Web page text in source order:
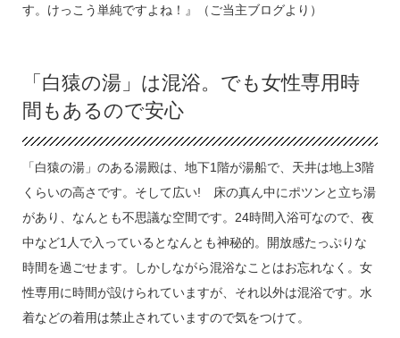
す。けっこう単純ですよね！』（ご当主ブログより）
「白猿の湯」は混浴。でも女性専用時
間もあるので安心
「白猿の湯」のある湯殿は、地下1階が湯船で、天井は地上3階
くらいの高さです。そして広い! 床の真ん中にポツンと立ち湯
があり、なんとも不思議な空間です。24時間入浴可なので、夜
中など1人で入っているとなんとも神秘的。開放感たっぷりな
時間を過ごせます。しかしながら混浴なことはお忘れなく。女
性専用に時間が設けられていますが、それ以外は混浴です。水
着などの着用は禁止されていますので気をつけて。